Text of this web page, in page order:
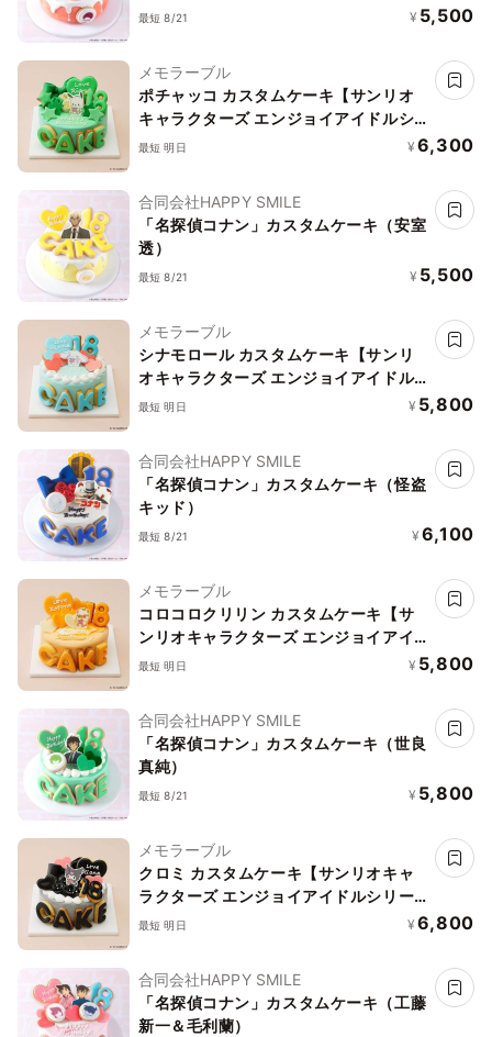
最短 8/21 ¥ 5,500
メモラーブル
ポチャッコ カスタムケーキ【サンリオ
キャラクターズ エンジョイアイドルシ
リーズ】
最短 明日 ¥ 6,300
合同会社HAPPY SMILE
「名探偵コナン」カスタムケーキ（安室
透）
最短 8/21 ¥ 5,500
メモラーブル
シナモロール カスタムケーキ【サンリ
オキャラクターズ エンジョイアイドル
シリーズ】
最短 明日 ¥ 5,800
合同会社HAPPY SMILE
「名探偵コナン」カスタムケーキ（怪盗
キッド）
最短 8/21 ¥ 6,100
メモラーブル
コロコロクリリン カスタムケーキ【サ
ンリオキャラクターズ エンジョイアイ
ドルシリーズ】
最短 明日 ¥ 5,800
合同会社HAPPY SMILE
「名探偵コナン」カスタムケーキ（世良
真純）
最短 8/21 ¥ 5,800
メモラーブル
クロミ カスタムケーキ【サンリオキャ
ラクターズ エンジョイアイドルシリー
ズ】
最短 明日 ¥ 6,800
合同会社HAPPY SMILE
「名探偵コナン」カスタムケーキ（工藤
新一＆毛利蘭）